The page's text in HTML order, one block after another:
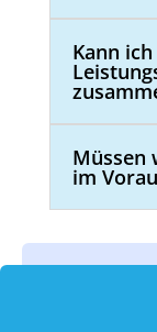
Kann
Müssen
im